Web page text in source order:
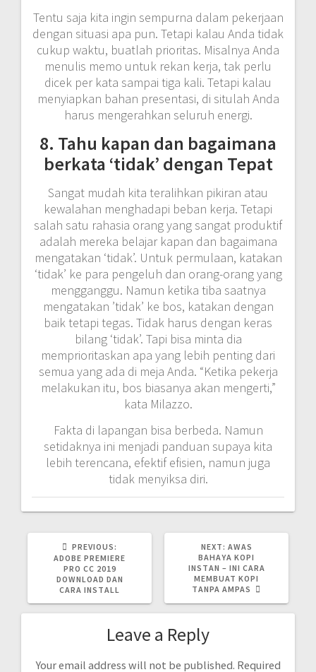
Tentu saja kita ingin sempurna dalam pekerjaan
dengan situasi apa pun. Tetapi kalau Anda tidak
cukup waktu, buatlah prioritas. Misalnya Anda
menulis memo untuk rekan kerja, tak perlu
dicek per kata sampai tiga kali. Tetapi kalau
menyiapkan bahan presentasi, di situlah Anda
harus mengerahkan seluruh energi.
8. Tahu kapan dan bagaimana
berkata ‘tidak’ dengan Tepat
Sangat mudah kita teralihkan pikiran atau
kewalahan menghadapi beban kerja. Tetapi
salah satu rahasia orang yang sangat produktif
adalah mereka belajar kapan dan bagaimana
mengatakan ‘tidak’. Untuk permulaan, katakan
‘tidak’ ke para pengeluh dan orang-orang yang
mengganggu. Namun ketika tiba saatnya
mengatakan ’tidak’ ke bos, katakan dengan
baik tetapi tegas. Tidak harus dengan keras
bilang ‘tidak’. Tapi bisa minta dia
memprioritaskan apa yang lebih penting dari
semua yang ada di meja Anda. “Ketika pekerja
melakukan itu, bos biasanya akan mengerti,”
kata Milazzo.
Fakta di lapangan bisa berbeda. Namun
setidaknya ini menjadi panduan supaya kita
lebih terencana, efektif efisien, namun juga
tidak menyiksa diri.
PREVIOUS:
POST:
ADOBE PREMIERE
PRO CC 2019
DOWNLOAD DAN
CARA INSTALL
NEXT: NEXT
POST:
AWAS
BAHAYA KOPI
INSTAN – INI CARA
MEMBUAT KOPI
TANPA AMPAS
Leave a Reply
Your email address will not be published. Required